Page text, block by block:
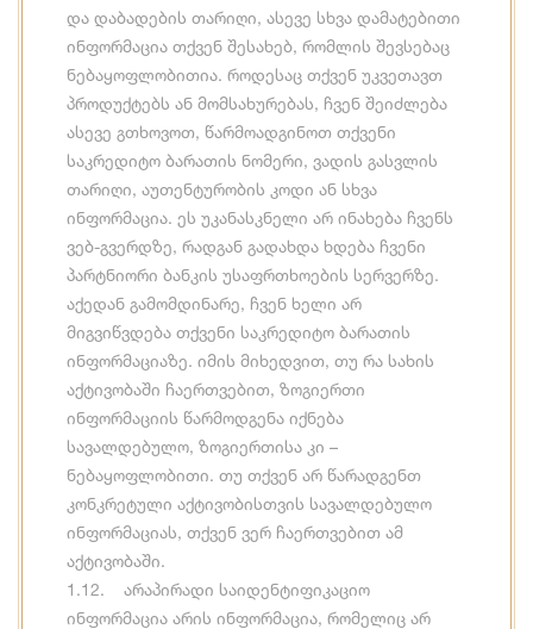
და დაბადების თარიღი, ასევე სხვა დამატებითი
ინფორმაცია თქვენ შესახებ, რომლის შევსებაც
ნებაყოფლობითია. როდესაც თქვენ უკვეთავთ
პროდუქტებს ან მომსახურებას, ჩვენ შეიძლება
ასევე გთხოვოთ, წარმოადგინოთ თქვენი
საკრედიტო ბარათის ნომერი, ვადის გასვლის
თარიღი, აუთენტურობის კოდი ან სხვა
ინფორმაცია. ეს უკანასკნელი არ ინახება ჩვენს
ვებ-გვერდზე, რადგან გადახდა ხდება ჩვენი
პარტნიორი ბანკის უსაფრთხოების სერვერზე.
აქედან გამომდინარე, ჩვენ ხელი არ
მიგვიწვდება თქვენი საკრედიტო ბარათის
ინფორმაციაზე. იმის მიხედვით, თუ რა სახის
აქტივობაში ჩაერთვებით, ზოგიერთი
ინფორმაციის წარმოდგენა იქნება
სავალდებულო, ზოგიერთისა კი –
ნებაყოფლობითი. თუ თქვენ არ წარადგენთ
კონკრეტული აქტივობისთვის სავალდებულო
ინფორმაციას, თქვენ ვერ ჩაერთვებით ამ
აქტივობაში.
1.12. არაპირადი საიდენტიფიკაციო
ინფორმაცია არის ინფორმაცია, რომელიც არ